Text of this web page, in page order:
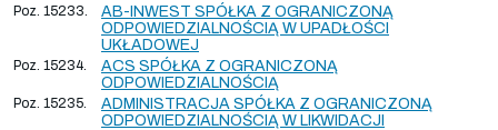
Poz. 15233.
AB-INWEST SPÓŁKA Z OGRANICZONĄ
ODPOWIEDZIALNOŚCIĄ W UPADŁOŚCI
UKŁADOWEJ
Poz. 15234.
ACS SPÓŁKA Z OGRANICZONĄ
ODPOWIEDZIALNOŚCIĄ
Poz. 15235.
ADMINISTRACJA SPÓŁKA Z OGRANICZONĄ
ODPOWIEDZIALNOŚCIĄ W LIKWIDACJI